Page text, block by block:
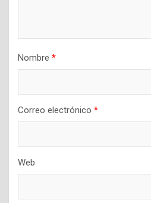
Nombre *
Correo electrónico *
Web